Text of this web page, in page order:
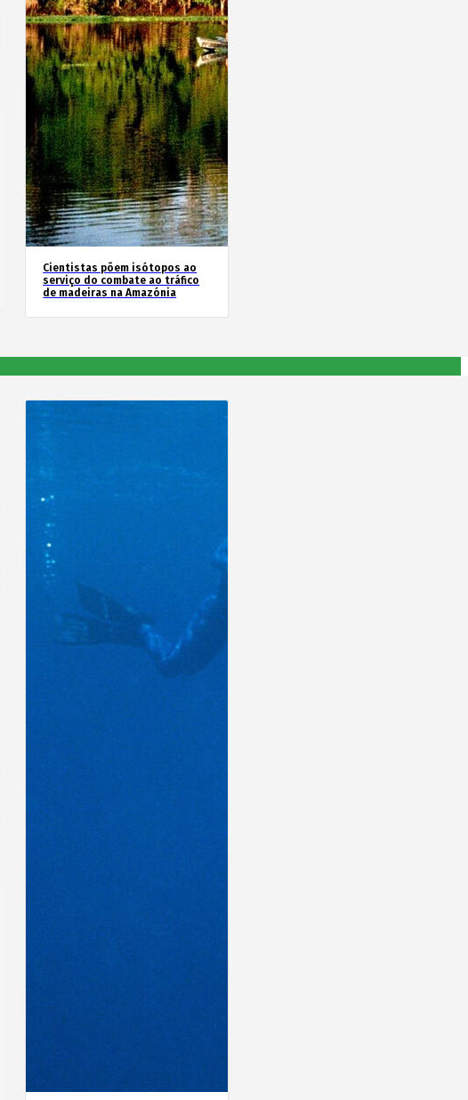
Cientistas põem isótopos ao
serviço do combate ao tráfico
de madeiras na Amazónia